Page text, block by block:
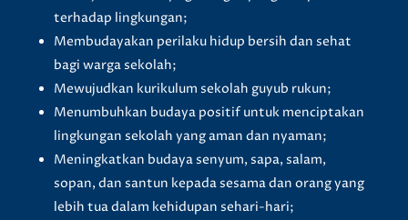
terhadap lingkungan;
Membudayakan perilaku hidup bersih dan sehat
bagi warga sekolah;
Mewujudkan kurikulum sekolah guyub rukun;
Menumbuhkan budaya positif untuk menciptakan
lingkungan sekolah yang aman dan nyaman;
Meningkatkan budaya senyum, sapa, salam,
sopan, dan santun kepada sesama dan orang yang
lebih tua dalam kehidupan sehari-hari;